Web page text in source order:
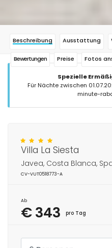
Beschreibung Ausstattung
Bewertungen Preise Fotos
Spezielle
Für Nächte zwischen
minute-
Villa La Siesta
Javea, Costa Blanca,
CV-VUT0518773-A
Ab
€ 343 pro Tag